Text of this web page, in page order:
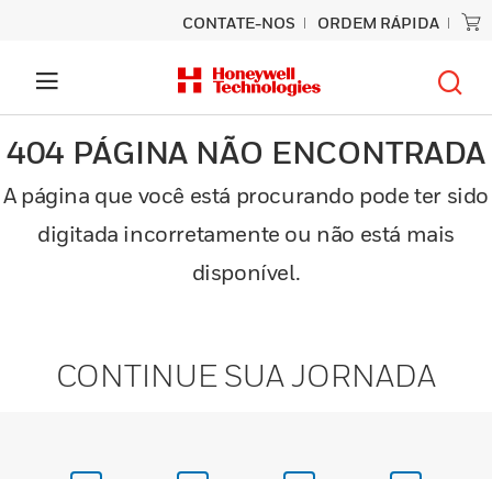
CONTATE-NOS ORDEM RÁPIDA
404 PÁGINA NÃO ENCONTRADA
A página que você está procurando pode ter sido
digitada incorretamente ou não está mais
disponível.
CONTINUE SUA JORNADA